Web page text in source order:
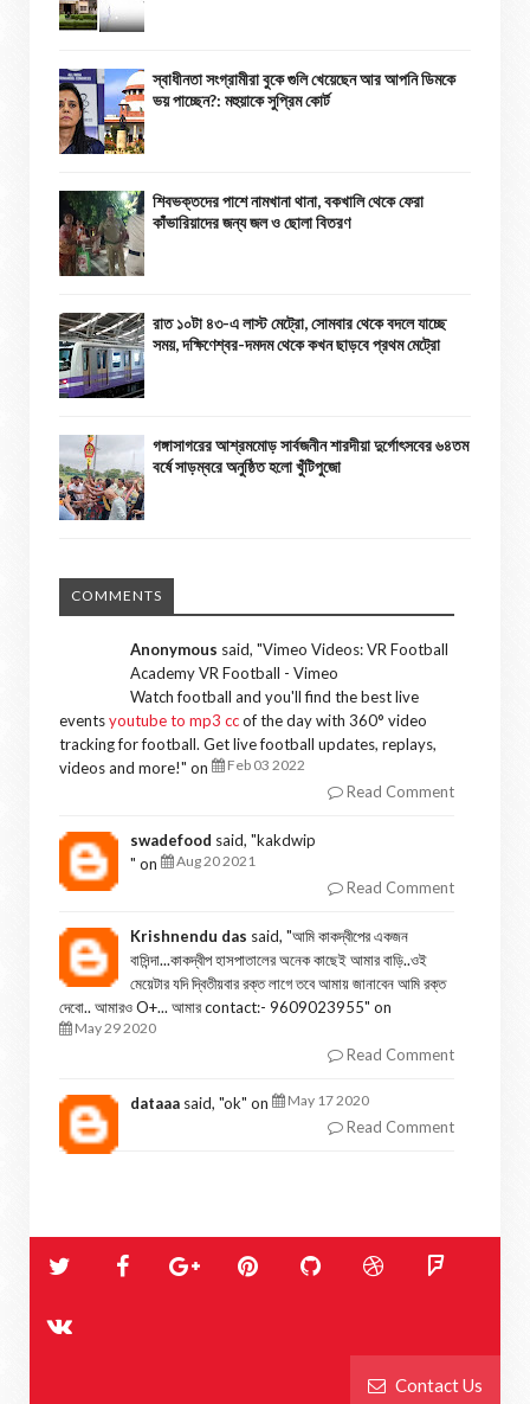
স্বাধীনতা সংগ্রামীরা বুকে গুলি খেয়েছেন আর আপনি ডিমকে
ভয় পাচ্ছেন?: মহুয়াকে সুপ্রিম কোর্ট
শিবভক্তদের পাশে নামখানা থানা, বকখালি থেকে ফেরা
কাঁভারিয়াদের জন্য জল ও ছোলা বিতরণ
রাত ১০টা ৪৩-এ লাস্ট মেট্রো, সোমবার থেকে বদলে যাচ্ছে
সময়, দক্ষিণেশ্বর-দমদম থেকে কখন ছাড়বে প্রথম মেট্রো
গঙ্গাসাগরের আশ্রমমোড় সার্বজনীন শারদীয়া দুর্গোৎসবের ৬৪তম
বর্ষে সাড়ম্বরে অনুষ্ঠিত হলো খুঁটিপুজো
COMMENTS
Anonymous said, "Vimeo Videos: VR Football
Academy VR Football - Vimeo
Watch football and you'll find the best live
eventsyoutube to mp3 ccof the day with 360° video
tracking for football. Get live football updates, replays,
videos and more!" on Feb 03 2022
Read Comment
swadefood said, "kakdwip
" on
Aug 20 2021
Read Comment
Krishnendu das said, "আমি কাকদ্বীপের একজন
বাসিন্দা...কাকদ্বীপ হাসপাতালের অনেক কাছেই আমার বাড়ি..ওই
মেয়েটার যদি দ্বিতীয়বার রক্ত লাগে তবে আমায় জানাবেন আমি রক্ত
দেবো.. আমারও O+... আমার contact:- 9609023955" on
May 29 2020
Read Comment
dataaa said, "ok" on May 17 2020
Read Comment
Contact Us